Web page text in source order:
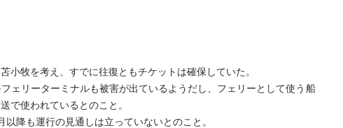
小牧を考え、すでに往復ともチケットは確保していた。
ェリーターミナルも被害が出ているようだし、フェリーとして使う船
で使われているとのこと。
降も運行の見通しは立っていないとのこと。